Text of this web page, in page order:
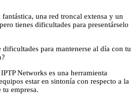
una red troncal extensa y un
tienes dificultades para presentárselo
para mantenerse al día con tu
Networks es una herramienta
estar en sintonía con respecto a la
empresa.